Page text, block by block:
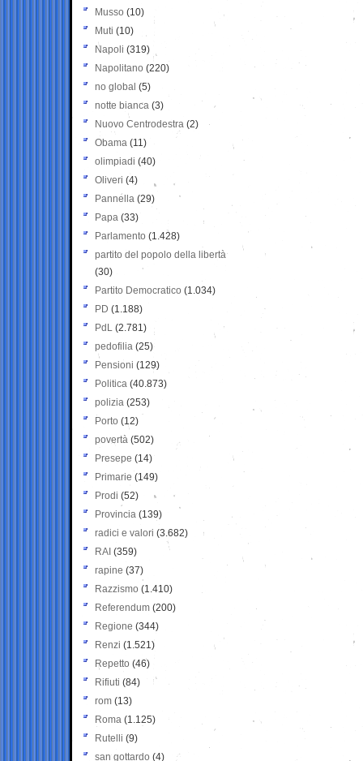
Musso (10)
Muti (10)
Napoli (319)
Napolitano (220)
no global (5)
notte bianca (3)
Nuovo Centrodestra (2)
Obama (11)
olimpiadi (40)
Oliveri (4)
Pannella (29)
Papa (33)
Parlamento (1.428)
partito del popolo della libertà
(30)
Partito Democratico (1.034)
PD (1.188)
PdL (2.781)
pedofilia (25)
Pensioni (129)
Politica (40.873)
polizia (253)
Porto (12)
povertà (502)
Presepe (14)
Primarie (149)
Prodi (52)
Provincia (139)
radici e valori (3.682)
RAI (359)
rapine (37)
Razzismo (1.410)
Referendum (200)
Regione (344)
Renzi (1.521)
Repetto (46)
Rifiuti (84)
rom (13)
Roma (1.125)
Rutelli (9)
san gottardo (4)